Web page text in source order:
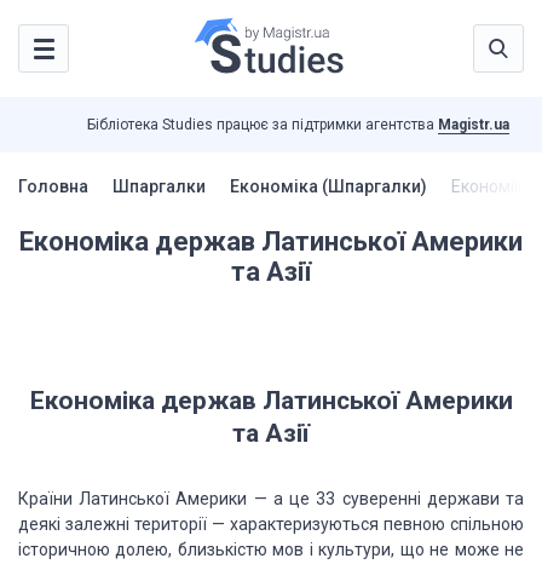
Бібліотека Studies працює за підтримки агентства Magistr.ua
Головна Шпаргалки Економіка (Шпаргалки) Економіка
Економіка держав Латинської Америки
та Азії
Економіка держав Латинської Америки
та Азії
Країни Латинської Америки — а це 33 суверенні дер­жави та
деякі залежні території — характеризуються пев­ною спільною
історичною долею, близькістю мов і культури, що не може не